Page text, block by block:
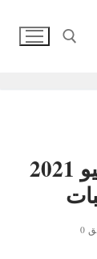
قيمة زيادة المرتبات شهر يوليو 2021
0